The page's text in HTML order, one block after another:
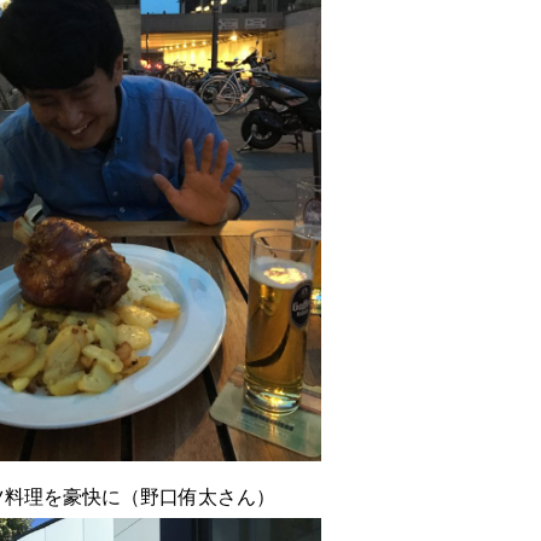
を豪快に（野口侑太さん）